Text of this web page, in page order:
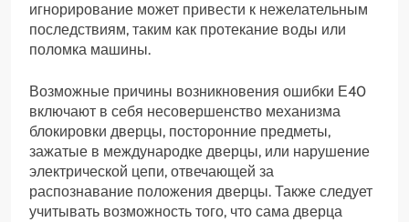
игнорирование может привести к нежелательным
последствиям, таким как протекание воды или
поломка машины.
Возможные причины возникновения ошибки Е40
включают в себя несовершенство механизма
блокировки дверцы, посторонние предметы,
зажатые в международке дверцы, или нарушение
электрической цепи, отвечающей за
распознавание положения дверцы. Также следует
учитывать возможность того, что сама дверца